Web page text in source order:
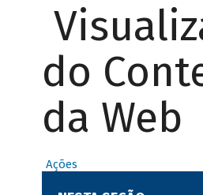
do
da Web
Ações